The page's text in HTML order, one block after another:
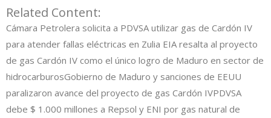
Related Content:
Cámara Petrolera solicita a PDVSA utilizar gas de Cardón IV
para atender fallas eléctricas en Zulia EIA resalta al proyecto
de gas Cardón IV como el único logro de Maduro en sector de
hidrocarburosGobierno de Maduro y sanciones de EEUU
paralizaron avance del proyecto de gas Cardón IVPDVSA
debe $ 1.000 millones a Repsol y ENI por gas natural de